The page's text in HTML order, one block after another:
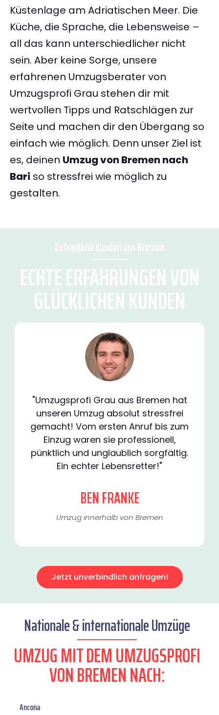
Küstenlage am Adriatischen Meer. Die
Küche, die Sprache, die Lebensweise –
all das kann unterschiedlicher nicht
sein. Aber keine Sorge, unsere
erfahrenen Umzugsberater von
Umzugsprofi Grau stehen dir mit
wertvollen Tipps und Ratschlägen zur
Seite und machen dir den Übergang so
einfach wie möglich. Denn unser Ziel ist
es, deinen Umzug von Bremen nach
Bari so stressfrei wie möglich zu
gestalten.
Zufriedene Kunden aus Bremen
ECHTE ERFAHRUNGEN VON
GLÜCKLICHEN KUNDEN
"Umzugsprofi Grau aus Bremen hat
unseren Umzug absolut stressfrei
gemacht! Vom ersten Anruf bis zum
Einzug waren sie professionell,
pünktlich und unglaublich sorgfältig.
Ein echter Lebensretter!"
BEN FRANKE
Umzug innerhalb von Bremen​
Jetzt unverbindlich anfragen!
Nationale & internationale Umzüge
UMZUG MIT DEM UMZUGSPROFI
VON BREMEN NACH:
Ancona